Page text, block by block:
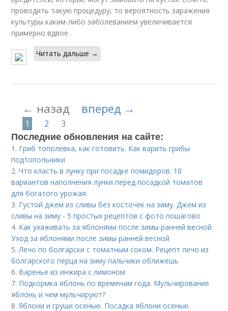
проводить такую процедуру, то вероятность заражения
культуры каким-либо заболеванием увеличивается
примерно вдвое.
Читать дальше →
← назад вперед →
1 2 3
Последние обновления на сайте:
1. Гриб тополевка, как готовить. Как варить грибы
подтопольники
2.Что класть в лунку при посадке помидоров. 10
вариантов наполнения лунки перед посадкой томатов
для богатого урожая
3. Густой джем из сливы без косточек на зиму. Джем из
сливы на зиму - 5 простых рецептов с фото пошагово
4. Как ухаживать за яблонями после зимы ранней весной.
Уход за яблонями после зимы ранней весной
5. Лечо по болгарски с томатным соком. Рецепт лечо из
болгарского перца на зиму пальчики оближешь
6. Варенье из инжира с лимоном
7. Подкормка яблонь по временам года. Мульчирование
яблонь и чем мульчируют?
8. Яблони и груши осенью. Посадка яблони осенью